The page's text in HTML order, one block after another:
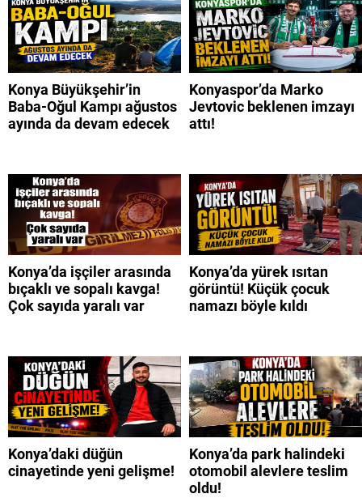
Konya Büyükşehir’in
Baba-Oğul Kampı ağustos
ayında da devam edecek
Konyaspor’da Marko
Jevtovic beklenen imzayı
attı!
Konya’da işçiler arasında
bıçaklı ve sopalı kavga!
Çok sayıda yaralı var
Konya’da yürek ısıtan
görüntü! Küçük çocuk
namazı böyle kıldı
Konya’daki düğün
cinayetinde yeni gelişme!
Konya’da park halindeki
otomobil alevlere teslim
oldu!